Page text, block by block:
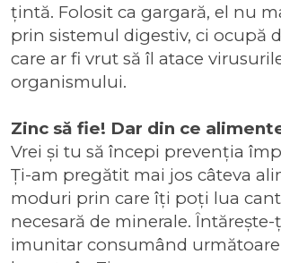
țintă. Folosit ca gargară, el nu
prin sistemul digestiv, ci ocupă
care ar fi vrut să îl atace
organismului.
Zinc să fie! Dar din ce
Vrei și tu să începi prevenția
Ți-am pregătit mai jos câteva
moduri prin care îți poți lua
necesară de minerale.
imunitar consumând